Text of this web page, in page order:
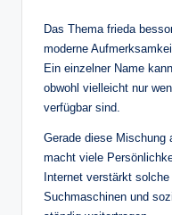
Das Thema frieda
moderne
Ein einzelner Name
obwohl vielleicht nur
verfügbar sind.
Gerade diese Mischung
macht viele
Internet verstärkt
Suchmaschinen und